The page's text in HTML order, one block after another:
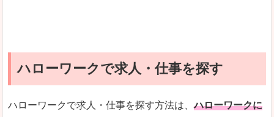
ハローワークで求人・仕事を探す
ハローワークで求人・仕事を探す方法は、ハローワークに